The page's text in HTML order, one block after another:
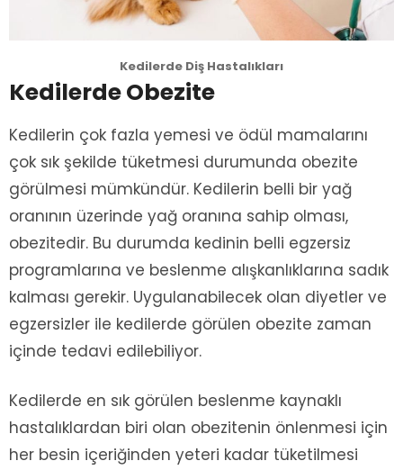
Kedilerde Diş Hastalıkları
Kedilerde Obezite
Kedilerin çok fazla yemesi ve ödül mamalarını
çok sık şekilde tüketmesi durumunda obezite
görülmesi mümkündür. Kedilerin belli bir yağ
oranının üzerinde yağ oranına sahip olması,
obezitedir. Bu durumda kedinin belli egzersiz
programlarına ve beslenme alışkanlıklarına sadık
kalması gerekir. Uygulanabilecek olan diyetler ve
egzersizler ile kedilerde görülen obezite zaman
içinde tedavi edilebiliyor.
Kedilerde en sık görülen beslenme kaynaklı
hastalıklardan biri olan obezitenin önlenmesi için
her besin içeriğinden yeteri kadar tüketilmesi